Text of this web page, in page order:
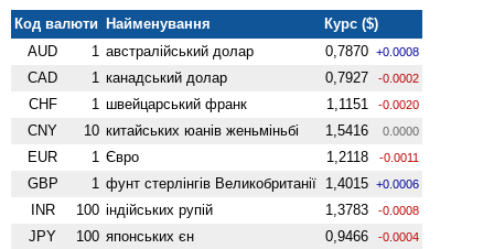
Код валюти Найменування
Курс ($)
AUD
1 австралійський долар 0,7870 +0.0008
CAD 1 канадський долар 0,7927 -0.0002
CHF 1 швейцарський франк 1,1151 -0.0020
CNY 10 китайських юанів женьмiньбi 1,5416 0.0000
EUR 1 Євро 1,2118 -0.0011
GBP 1 фунт стерлінгів Велико­британії 1,4015 +0.0006
INR 100 індійських рупій 1,3783 -0.0008
JPY 100 японських єн 0,9466 -0.0004